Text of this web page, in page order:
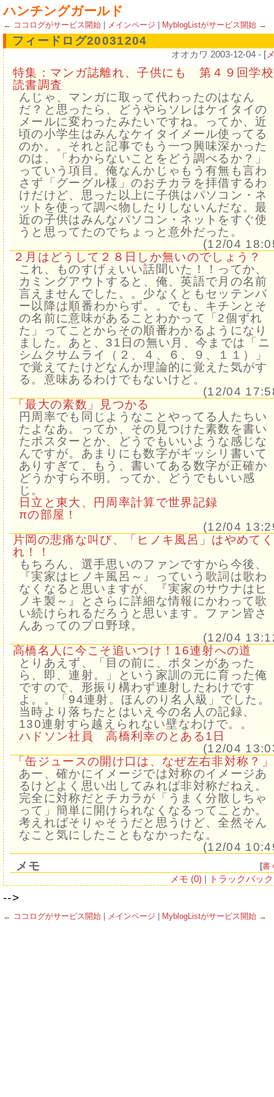
ハンチングガールド
← ココログがサービス開始 メインページ MyblogListがサービス開始 →
フィードログ20031204
オオカワ 2003-12-04 - [
特集：マンガ誌離れ、子供にも 第４９回学校
読書調査
んじゃ、マンガに取って代わったのはなん
だ？と思ったら、どうやらソレはケイタイの
メールに変わったみたいですね。ってか、近
頃の小学生はみんなケイタイメール使ってる
のか。。それと記事でもう一つ興味深かった
のは、「わからないことをどう調べるか？」
っていう項目。俺なんかじゃもう有無も言わ
さず「グーグル様」のおチカラを拝借するわ
けだけど、思った以上に子供はパソコン・ネ
ットを使って調べ物したりしないんだな。最
近の子供はみんなパソコン・ネットをすぐ使
うと思ってたのでちょっと意外だった。
(12/04
２月はどうして２８日しか無いのでしょう？
これ、ものすげぇいい話聞いた！！ってか、
カミングアウトすると、俺、英語で月の名前
言えませんでした。。少なくともセッテンバ
ー以降は順番わからず。。でも、キチンとそ
の名前に意味があることわかって「2個ずれ
た」ってことからその順番わかるようになり
ました。あと、31日の無い月、今までは「ニ
シムクサムライ（２、４、６、９、１１）」
で覚えてたけどなんか理論的に覚えた気がす
る。意味あるわけでもないけど。
(12/04
「最大の素数」見つかる
円周率でも同じようなことやってる人たちい
たよなあ。ってか、その見つけた素数を書い
たポスターとか、どうでもいいような感じな
んですが。あまりにも数字がギッシリ書いて
ありすぎて、もう、書いてある数字が正確か
どうかすら不明。ってか、どうでもいい感
じ。
日立と東大、円周率計算で世界記録
πの部屋！
(12/04
片岡の悲痛な叫び、「ヒノキ風呂」はやめてく
れ！！
もちろん、選手思いのファンですから今後、
『実家はヒノキ風呂～』っていう歌詞は歌わ
なくなると思いますが、『実家のサウナはヒ
ノキ製～』とさらに詳細な情報にかわって歌
い続けられるだろうと思います。ファン皆さ
んあってのプロ野球。
(12/04
高橋名人に今こそ追いつけ！16連射への道
とりあえず、「目の前に、ボタンがあった
ら、即、連射。」という家訓の元に育った俺
ですので、形振り構わず連射したわけです
よ。。「94連射。ほんのり名人級」でした。
当時より落ちたとはいえ今の名人の記録、
130連射すら越えられない壁なわけで。。
ハドソン社員 高橋利幸のとある1日
(12/04
「缶ジュースの開け口は、なぜ左右非対称？」
あー、確かにイメージでは対称のイメージあ
るけどよく思い出してみれば非対称だねえ。
完全に対称だとチカラが「うまく分散しちゃ
って」簡単に開けられなくなるってことか。
考えればそりゃそうだと思うけど、全然そん
なこと気にしたこともなかったな。
(12/04
[書
メモ
メモ (0) | トラックバッ
-->
← ココログがサービス開始 メインページ MyblogListがサービス開始 →